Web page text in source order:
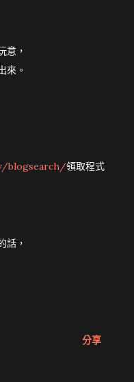
意，
來。
blogsearch/領取程式
話，
分享